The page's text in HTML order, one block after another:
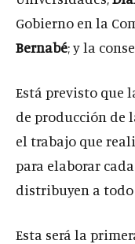
Gobierno en la
Bernabé; y la
Está previsto que
de producción de
el trabajo que
para elaborar
distribuyen a
Esta será la